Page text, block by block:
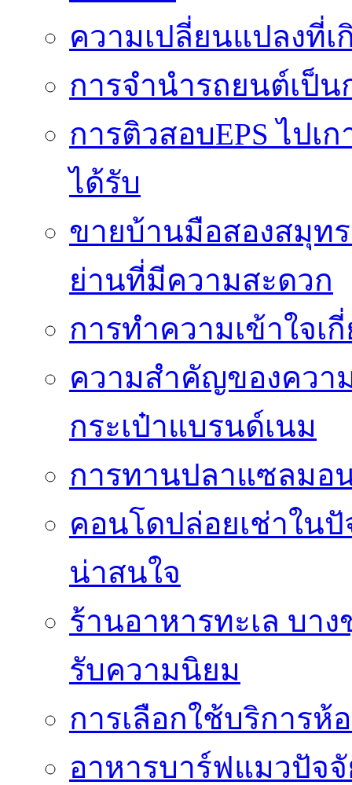
ความเปลี่ยนแปลงที่
การจำนำรถยนต์เป็
การติวสอบEPS ไป
ได้รับ
ขายบ้านมือสองสมุท
ย่านที่มีความสะดวก
การทำความเข้าใจเ
ความสำคัญของควา
กระเป๋าแบรนด์เนม
การทานปลาแซลมอ
คอนโดปล่อยเช่าใน
น่าสนใจ
ร้านอาหารทะเล บา
รับความนิยม
การเลือกใช้บริการห้
อาหารบาร์ฟแมวปัจ